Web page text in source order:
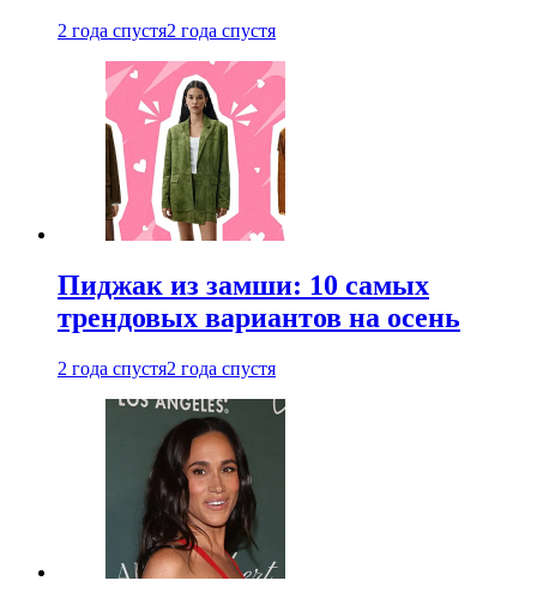
2 года спустя2 года спустя
Пиджак из замши: 10 самых
трендовых вариантов на осень
2 года спустя2 года спустя